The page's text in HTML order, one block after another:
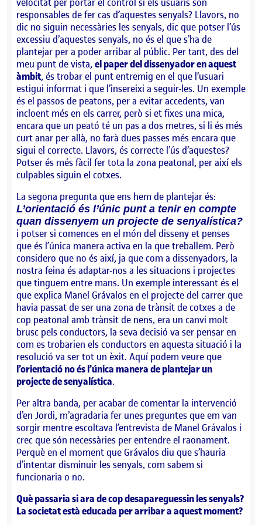
responsables de fer cas d’aquestes senyals? Llavors, no
dic no siguin necessàries les senyals, dic que potser l’ús
excessiu d’aquestes senyals, no és el que s’ha de
plantejar per a poder arribar al públic. Per tant, des del
meu punt de vista, el paper del dissenyador en aquest
àmbit, és trobar el punt entremig en el que l’usuari
estigui informat i que l’insereixi a seguir-les. Un exemple
és el passos de peatons, per a evitar accedents, van
incloent més en els carrer, però si et fixes una mica,
encara que un peató té un pas a dos metres, si li és més
curt anar per allà, no farà dues passes més encara que
sigui el correcte. Llavors, és correcte l’ús d’aquestes?
Potser és més fàcil fer tota la zona peatonal, per així els
culpables siguin el cotxes.
La segona pregunta que ens hem de plantejar és:
L’orientació és l’únic punt a tenir en compte
quan dissenyem un projecte de senyalística?
i potser si comences en el món del disseny et penses
que és l’única manera activa en la que treballem. Però
considero que no és així, ja que com a dissenyadors, la
nostra feina és adaptar-nos a les situacions i projectes
que tinguem entre mans. Un exemple interessant és el
que explica Manel Grávalos en el projecte del carrer que
havia passat de ser una zona de trànsit de cotxes a de
cop peatonal amb trànsit de nens, era un canvi molt
brusc pels conductors, la seva decisió va ser pensar en
com es trobarien els conductors en aquesta situació i la
resolució va ser tot un èxit. Aquí podem veure que
l’orientació no és l’única manera de plantejar un
projecte de senyalística.
Per altra banda, per acabar de comentar la intervenció
d’en Jordi, m’agradaria fer unes preguntes que em van
sorgir mentre escoltava l’entrevista de Manel Grávalos i
crec que són necessàries per entendre el raonament.
Perquè en el moment que Grávalos diu que s’hauria
d’intentar disminuir les senyals, com sabem si
funcionaria o no.
Què passaria si ara de cop desapareguessin les senyals?
La societat està educada per arribar a aquest moment?